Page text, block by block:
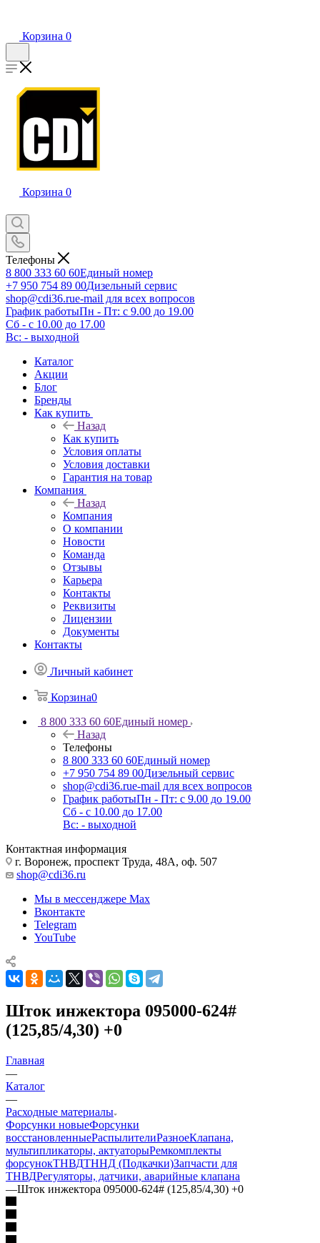
Корзина 0
Корзина 0
Телефоны
8 800 333 60 60Единый номер
+7 950 754 89 00Дизельный сервис
shop@cdi36.rue-mail для всех вопросов
График работыПн - Пт: с 9.00 до 19.00
Сб - с 10.00 до 17.00
Вс: - выходной
Каталог
Акции
Блог
Бренды
Как купить
Назад
Как купить
Условия оплаты
Условия доставки
Гарантия на товар
Компания
Назад
Компания
О компании
Новости
Команда
Отзывы
Карьера
Контакты
Реквизиты
Лицензии
Документы
Контакты
Личный кабинет
Корзина0
8 800 333 60 60Единый номер
Назад
Телефоны
8 800 333 60 60Единый номер
+7 950 754 89 00Дизельный сервис
shop@cdi36.rue-mail для всех вопросов
График работыПн - Пт: с 9.00 до 19.00
Сб - с 10.00 до 17.00
Вс: - выходной
Контактная информация
г. Воронеж, проспект Труда, 48А, оф. 507
shop@cdi36.ru
Мы в мессенджере Max
Вконтакте
Telegram
YouTube
Шток инжектора 095000-624#
(125,85/4,30) +0
Главная
—
Каталог
—
Расходные материалы
Форсунки новыеФорсунки
восстановленныеРаспылителиРазноеКлапана,
мультипликаторы, актуаторыРемкомплекты
форсунокТНВДТННД (Подкачки)Запчасти для
ТНВДРегуляторы, датчики, аварийные клапана
—Шток инжектора 095000-624# (125,85/4,30) +0